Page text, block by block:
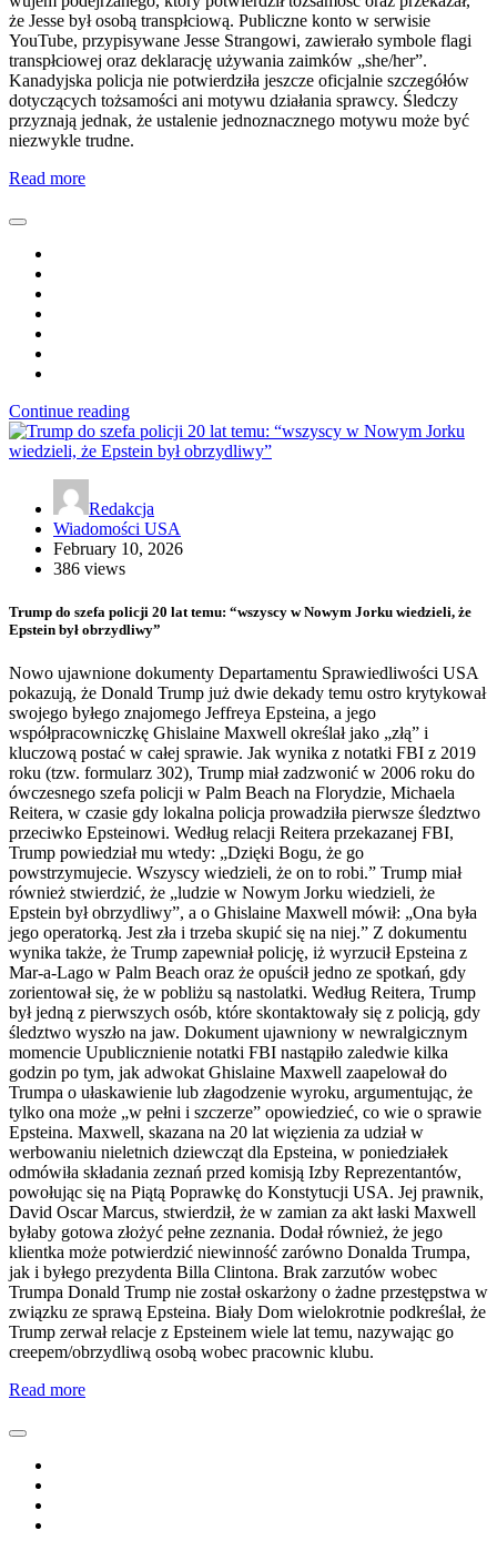
że Jesse był osobą transpłciową. Publiczne konto w serwisie
YouTube, przypisywane Jesse Strangowi, zawierało symbole flagi
transpłciowej oraz deklarację używania zaimków „she/her”.
Kanadyjska policja nie potwierdziła jeszcze oficjalnie szczegółów
dotyczących tożsamości ani motywu działania sprawcy. Śledczy
przyznają jednak, że ustalenie jednoznacznego motywu może być
niezwykle trudne.
Read more
Continue reading
Redakcja
Wiadomości USA
February 10, 2026
386 views
Trump do szefa policji 20 lat temu: “wszyscy w Nowym Jorku wiedzieli, że
Epstein był obrzydliwy”
Nowo ujawnione dokumenty Departamentu Sprawiedliwości USA
pokazują, że Donald Trump już dwie dekady temu ostro krytykował
swojego byłego znajomego Jeffreya Epsteina, a jego
współpracowniczkę Ghislaine Maxwell określał jako „złą” i
kluczową postać w całej sprawie. Jak wynika z notatki FBI z 2019
roku (tzw. formularz 302), Trump miał zadzwonić w 2006 roku do
ówczesnego szefa policji w Palm Beach na Florydzie, Michaela
Reitera, w czasie gdy lokalna policja prowadziła pierwsze śledztwo
przeciwko Epsteinowi. Według relacji Reitera przekazanej FBI,
Trump powiedział mu wtedy: „Dzięki Bogu, że go
powstrzymujecie. Wszyscy wiedzieli, że on to robi.” Trump miał
również stwierdzić, że „ludzie w Nowym Jorku wiedzieli, że
Epstein był obrzydliwy”, a o Ghislaine Maxwell mówił: „Ona była
jego operatorką. Jest zła i trzeba skupić się na niej.” Z dokumentu
wynika także, że Trump zapewniał policję, iż wyrzucił Epsteina z
Mar-a-Lago w Palm Beach oraz że opuścił jedno ze spotkań, gdy
zorientował się, że w pobliżu są nastolatki. Według Reitera, Trump
był jedną z pierwszych osób, które skontaktowały się z policją, gdy
śledztwo wyszło na jaw. Dokument ujawniony w newralgicznym
momencie Upublicznienie notatki FBI nastąpiło zaledwie kilka
godzin po tym, jak adwokat Ghislaine Maxwell zaapelował do
Trumpa o ułaskawienie lub złagodzenie wyroku, argumentując, że
tylko ona może „w pełni i szczerze” opowiedzieć, co wie o sprawie
Epsteina. Maxwell, skazana na 20 lat więzienia za udział w
werbowaniu nieletnich dziewcząt dla Epsteina, w poniedziałek
odmówiła składania zeznań przed komisją Izby Reprezentantów,
powołując się na Piątą Poprawkę do Konstytucji USA. Jej prawnik,
David Oscar Marcus, stwierdził, że w zamian za akt łaski Maxwell
byłaby gotowa złożyć pełne zeznania. Dodał również, że jego
klientka może potwierdzić niewinność zarówno Donalda Trumpa,
jak i byłego prezydenta Billa Clintona. Brak zarzutów wobec
Trumpa Donald Trump nie został oskarżony o żadne przestępstwa w
związku ze sprawą Epsteina. Biały Dom wielokrotnie podkreślał, że
Trump zerwał relacje z Epsteinem wiele lat temu, nazywając go
creepem/obrzydliwą osobą wobec pracownic klubu.
Read more